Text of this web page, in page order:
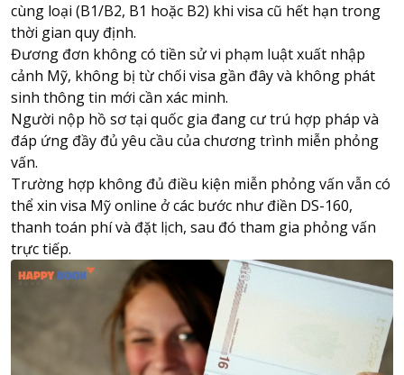
cùng loại (B1/B2, B1 hoặc B2) khi visa cũ hết hạn trong
thời gian quy định.
Đương đơn không có tiền sử vi phạm luật xuất nhập
cảnh Mỹ, không bị từ chối visa gần đây và không phát
sinh thông tin mới cần xác minh.
Người nộp hồ sơ tại quốc gia đang cư trú hợp pháp và
đáp ứng đầy đủ yêu cầu của chương trình miễn phỏng
vấn.
Trường hợp không đủ điều kiện miễn phỏng vấn vẫn có
thể xin visa Mỹ online ở các bước như điền DS-160,
thanh toán phí và đặt lịch, sau đó tham gia phỏng vấn
trực tiếp.